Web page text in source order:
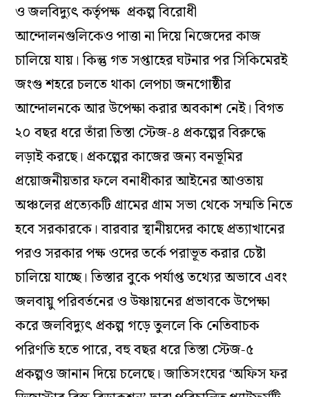
ও জলবিদ্যুৎ কর্তৃপক্ষ প্রকল্প বিরোধী
আন্দোলনগুলিকেও পাত্তা না দিয়ে নিজেদের কাজ
চালিয়ে যায়। কিন্তু গত সপ্তাহের ঘটনার পর সিকিমেরই
জংগু শহরে চলতে থাকা লেপচা জনগোষ্ঠীর
আন্দোলনকে আর উপেক্ষা করার অবকাশ নেই। বিগত
২০ বছর ধরে তাঁরা তিস্তা স্টেজ-৪ প্রকল্পের বিরুদ্ধে
লড়াই করছে। প্রকল্পের কাজের জন্য বনভূমির
প্রয়োজনীয়তার ফলে বনাধীকার আইনের আওতায়
অঞ্চলের প্রত্যেকটি গ্রামের গ্রাম সভা থেকে সম্মতি নিতে
হবে সরকারকে। বারবার স্থানীয়দের কাছে প্রত্যাখানের
পরও সরকার পক্ষ ওদের তর্কে পরাভূত করার চেষ্টা
চালিয়ে যাচ্ছে। তিস্তার বুকে পর্যাপ্ত তথ্যের অভাবে এবং
জলবায়ু পরিবর্তনের ও উষ্ণায়নের প্রভাবকে উপেক্ষা
করে জলবিদ্যুৎ প্রকল্প গড়ে তুললে কি নেতিবাচক
পরিণতি হতে পারে, বহু বছর ধরে তিস্তা স্টেজ-৫
প্রকল্পও জানান দিয়ে চলেছে। জাতিসংঘের ‘অফিস ফর